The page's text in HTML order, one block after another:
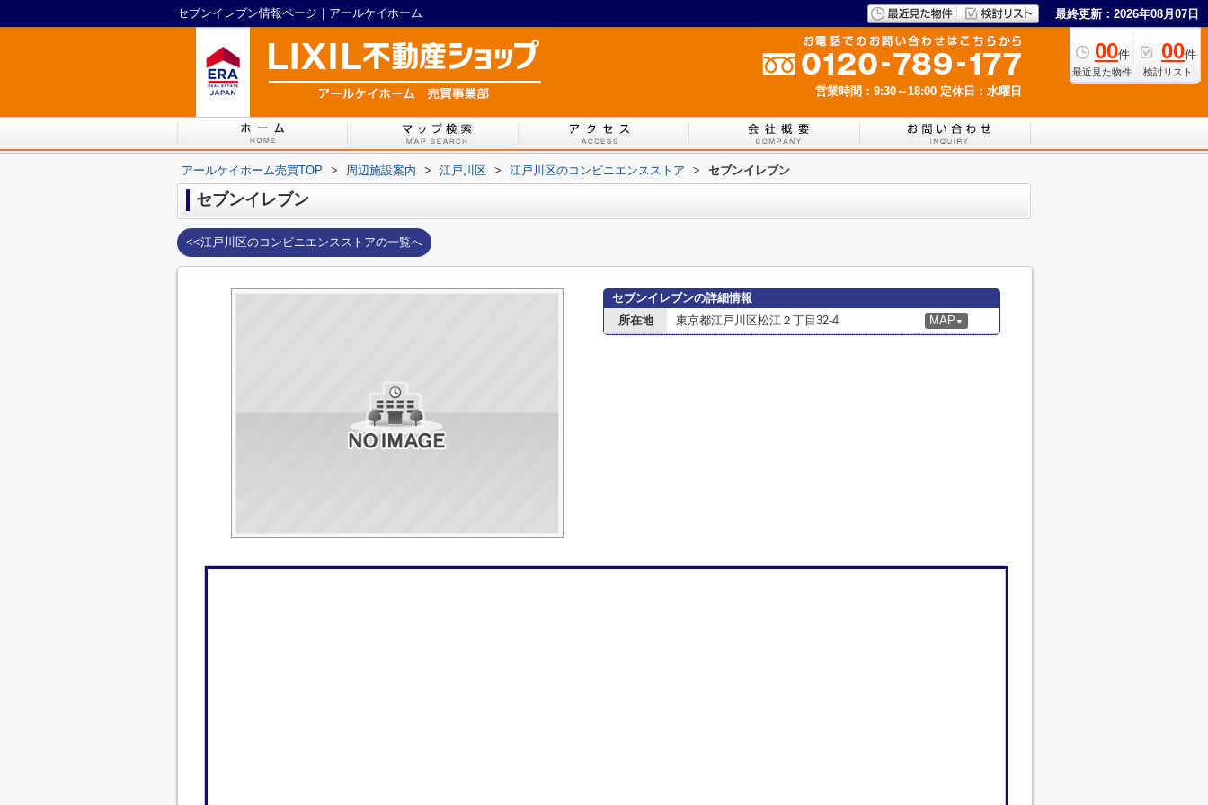
セブンイレブン情報ページ｜アールケイホーム 最終更新：2026年08月07日
00件
最近見た物件
00件
検討リスト
営業時間：9:30～18:00 定休日：水曜日
アールケイホーム売買TOP > 周辺施設案内 > 江戸川区 > 江戸川区のコンビニエンスストア > セブンイレブン
セブンイレブン
<<江戸川区のコンビニエンスストアの一覧へ
セブンイレブンの詳細情報
所在地
東京都江戸川区松江２丁目32-4 MAP ▼